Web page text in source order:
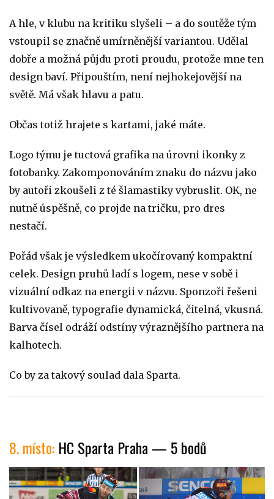
A hle, v klubu na kritiku slyšeli – a do soutěže tým
vstoupil se značně umírněnější variantou. Udělal
dobře a možná půjdu proti proudu, protože mne ten
design baví. Připouštím, není nejhokejovější na
světě. Má však hlavu a patu.
Občas totiž hrajete s kartami, jaké máte.
Logo týmu je tuctová grafika na úrovni ikonky z
fotobanky. Zakomponováním znaku do názvu jako
by autoři zkoušeli z té šlamastiky vybruslit. OK, ne
nutně úspěšně, co projde na tričku, pro dres
nestačí.
Pořád však je výsledkem ukočírovaný kompaktní
celek. Design pruhů ladí s logem, nese v sobě i
vizuální odkaz na energii v názvu. Sponzoři řešeni
kultivovaně, typografie dynamická, čitelná, vkusná.
Barva čísel odráží odstíny výraznějšího partnera na
kalhotech.
Co by za takový soulad dala Sparta.
8. místo: HC Sparta Praha — 5 bodů